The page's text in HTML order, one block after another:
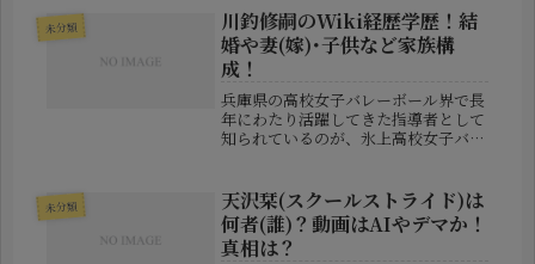
降も多くの話題作に出演しています。
そんな彼のルーツを辿ると、家族、と
りわ...
未分類
川釣修嗣のWiki経歴学歴！結
婚や妻(嫁)･子供など家族構
成！
兵庫県の高校女子バレーボール界で長
年にわたり活躍してきた指導者として
知られているのが、氷上高校女子バレ
持つ同校のチームを率い、数多くの大
会で結果を残してきました。指導者と
して...
未分類
天沢栞(スクールストライド)は
何者(誰)？動画はAIやデマか！
真相は？